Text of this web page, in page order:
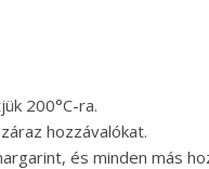
200°C-ra.
hozzávalókat.
és minden más